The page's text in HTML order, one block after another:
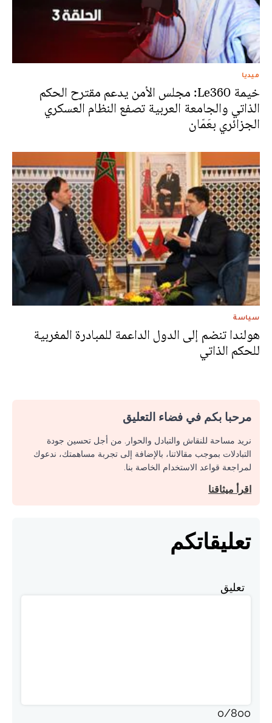
ميديا
خيمة Le360: مجلس الأمن يدعم مقترح الحكم
الذاتي والجامعة العربية تصفع النظام العسكري
الجزائري بعَمّان
سياسة
هولندا تنضم إلى الدول الداعمة للمبادرة المغربية
للحكم الذاتي
مرحبا بكم في فضاء التعليق
نريد مساحة للنقاش والتبادل والحوار. من أجل تحسين جودة
التبادلات بموجب مقالاتنا، بالإضافة إلى تجربة مساهمتك، ندعوك
لمراجعة قواعد الاستخدام الخاصة بنا.
اقرأ ميثاقنا
تعليقاتكم
تعليق
0/800